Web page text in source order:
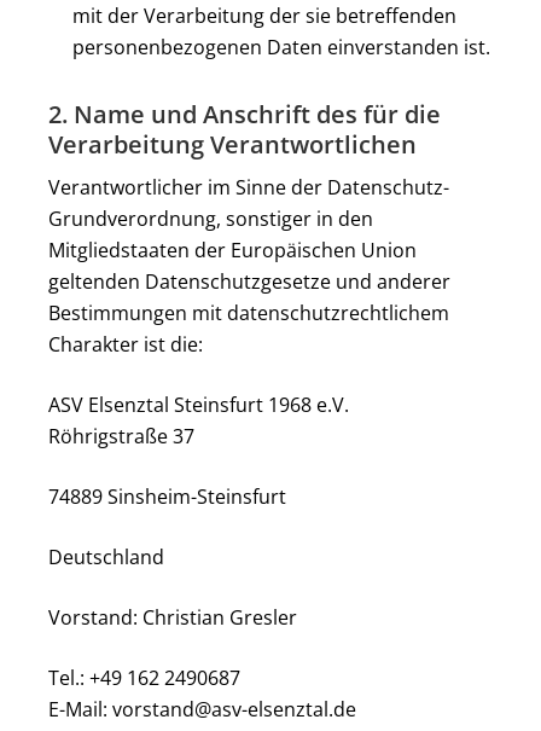
mit der Verarbeitung der sie betreffenden
personenbezogenen Daten einverstanden ist.
2. Name und Anschrift des für die
Verarbeitung Verantwortlichen
Verantwortlicher im Sinne der Datenschutz-
Grundverordnung, sonstiger in den
Mitgliedstaaten der Europäischen Union
geltenden Datenschutzgesetze und anderer
Bestimmungen mit datenschutzrechtlichem
Charakter ist die:
ASV Elsenztal Steinsfurt 1968 e.V.
Röhrigstraße 37
74889 Sinsheim-Steinsfurt
Deutschland
Vorstand: Christian Gresler
Tel.: +49 162 2490687
E-Mail: vorstand@asv-elsenztal.de